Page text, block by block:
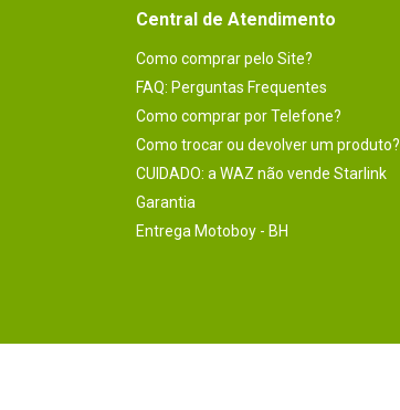
Central de Atendimento
Como comprar pelo Site?
FAQ: Perguntas Frequentes
Como comprar por Telefone?
Como trocar ou devolver um produto?
CUIDADO: a WAZ não vende Starlink
Garantia
Entrega Motoboy - BH